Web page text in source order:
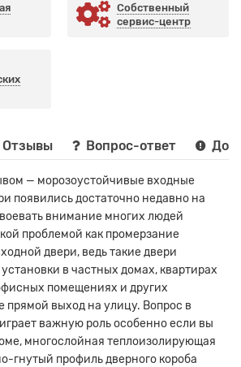
Собственный
сервис-центр
Отзывы Вопрос-ответ
— морозоустойчивые входные
появились достаточно недавно на
внимание многих людей
проблемой как промерзание
двери, ведь такие двери
в частных домах, квартирах
помещениях и других
выход на улицу. Вопрос в
важную роль особенно если вы
многослойная теплоизолирующая
гнутый профиль дверного короба